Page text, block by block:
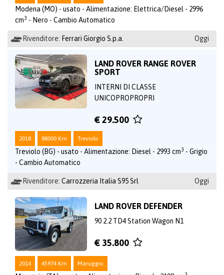
Modena (MO) - usato - Alimentazione: Elettrica/Diesel - 2996
cm3 - Nero - Cambio Automatico
Rivenditore: Ferrari Giorgio S.p.a. Oggi
LAND ROVER RANGE ROVER
SPORT
INTERNI DI CLASSE
UNICOPROPROPRI
€ 29.500
2018 88000 Km Treviolo
Treviolo (BG) - usato - Alimentazione: Diesel - 2993 cm3 - Grigio
- Cambio Automatico
Rivenditore: Carrozzeria Italia S95 Srl Oggi
LAND ROVER DEFENDER
90 2.2 TD4 Station Wagon N1
€ 35.800
2014 45974 Km Maruggio